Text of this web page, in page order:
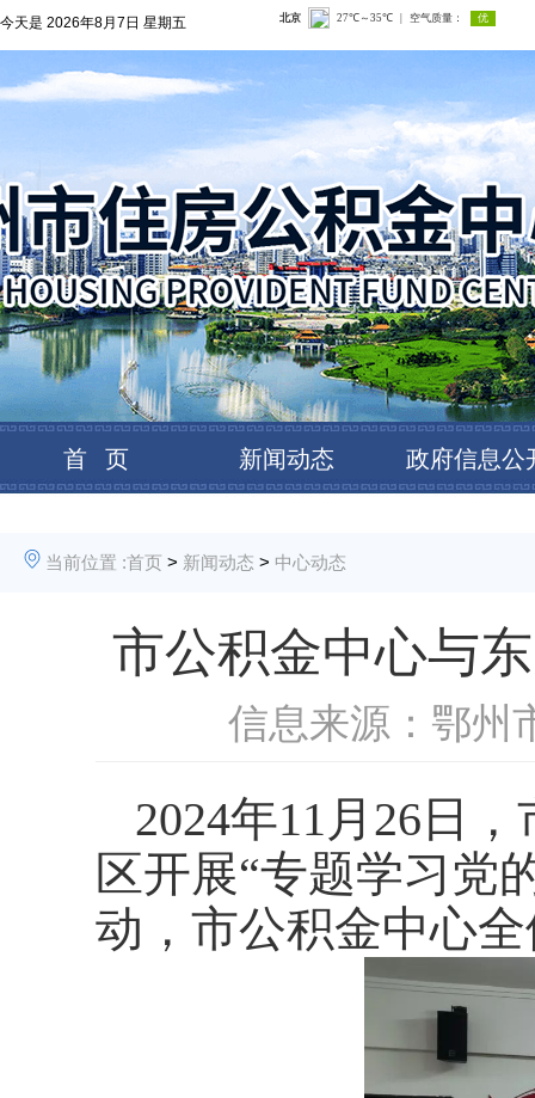
今天是 2026年8月7日 星期五
首 页 新闻动态 政府信息公
当前位置 :首页 > 新闻动态 > 中心动态
市公积金中心与
信息来源：鄂州
2024年11月 26 日
区开展“专题学习党
动 ， 市公积金中心